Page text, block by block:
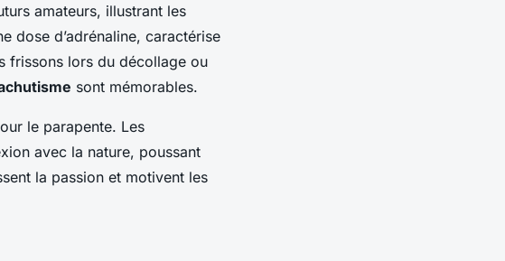
amateurs, illustrant les
dose d’adrénaline, caractérise
frissons lors du décollage ou
sont mémorables.
le parapente. Les
avec la nature, poussant
la passion et motivent les